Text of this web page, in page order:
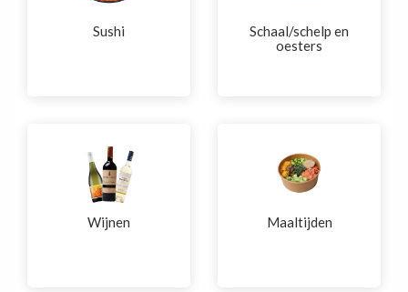
Sushi
Schaal/schelp en
oesters
Wijnen Maaltijden